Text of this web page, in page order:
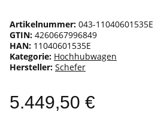
Artikelnummer: 043-11040601535E
GTIN: 4260667996849
HAN: 11040601535E
Kategorie: Hochhubwagen
Hersteller: Schefer
5.449,50 €